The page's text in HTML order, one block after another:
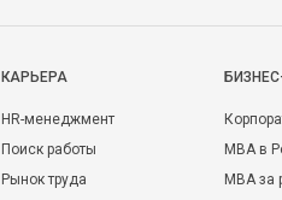
КАРЬЕРА
HR-менеджмент
Поиск работы
Рынок труда
MBA в
MBA